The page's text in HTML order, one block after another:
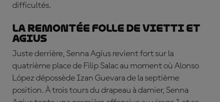
difficultés.
La remontée folle de Vietti et
Agius
Juste derrière, Senna Agius revient fort sur la
quatrième place de Filip Salac au moment où Alonso
López dépossède Izan Guevara de la septième
position. À trois tours du drapeau à damier, Senna